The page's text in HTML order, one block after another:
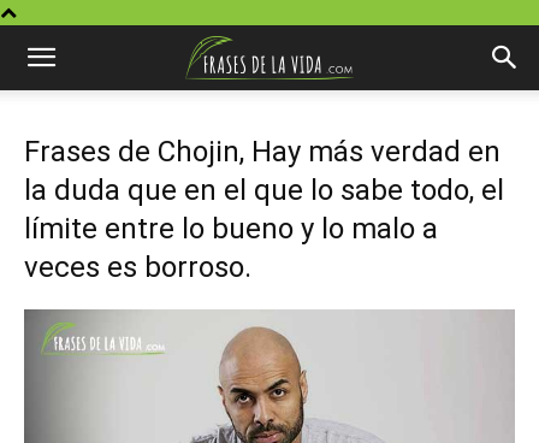
Frases de Chojin, Hay más verdad en
la duda que en el que lo sabe todo, el
límite entre lo bueno y lo malo a
veces es borroso.